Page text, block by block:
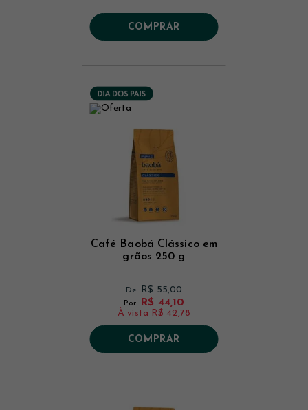
COMPRAR
Café Baobá Clássico em
grãos 250 g
De:R$ 55,00
Por: R$ 44,10
À vista R$ 42,78
COMPRAR